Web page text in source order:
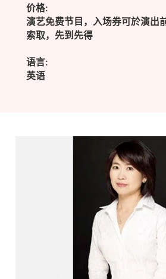
价格:
演艺免费节目，入场券可於演出
索取，先到先得
语言:
英语